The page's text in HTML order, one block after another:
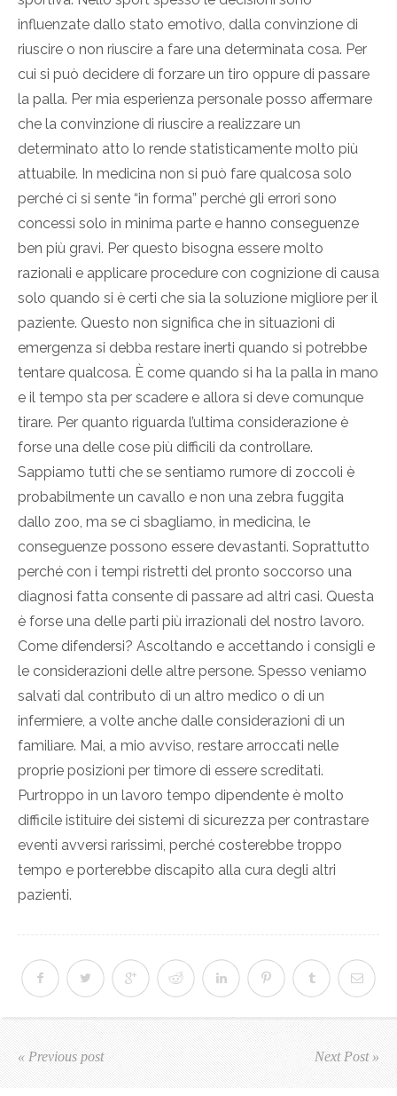
influenzate dallo stato emotivo, dalla convinzione di
riuscire o non riuscire a fare una determinata cosa. Per
cui si può decidere di forzare un tiro oppure di passare
la palla. Per mia esperienza personale posso affermare
che la convinzione di riuscire a realizzare un
determinato atto lo rende statisticamente molto più
attuabile. In medicina non si può fare qualcosa solo
perché ci si sente “in forma” perché gli errori sono
concessi solo in minima parte e hanno conseguenze
ben più gravi. Per questo bisogna essere molto
razionali e applicare procedure con cognizione di causa
solo quando si è certi che sia la soluzione migliore per il
paziente. Questo non significa che in situazioni di
emergenza si debba restare inerti quando si potrebbe
tentare qualcosa. È come quando si ha la palla in mano
e il tempo sta per scadere e allora si deve comunque
tirare. Per quanto riguarda l’ultima considerazione è
forse una delle cose più difficili da controllare.
Sappiamo tutti che se sentiamo rumore di zoccoli è
probabilmente un cavallo e non una zebra fuggita
dallo zoo, ma se ci sbagliamo, in medicina, le
conseguenze possono essere devastanti. Soprattutto
perché con i tempi ristretti del pronto soccorso una
diagnosi fatta consente di passare ad altri casi. Questa
è forse una delle parti più irrazionali del nostro lavoro.
Come difendersi? Ascoltando e accettando i consigli e
le considerazioni delle altre persone. Spesso veniamo
salvati dal contributo di un altro medico o di un
infermiere, a volte anche dalle considerazioni di un
familiare. Mai, a mio avviso, restare arroccati nelle
proprie posizioni per timore di essere screditati.
Purtroppo in un lavoro tempo dipendente è molto
difficile istituire dei sistemi di sicurezza per contrastare
eventi avversi rarissimi, perché costerebbe troppo
tempo e porterebbe discapito alla cura degli altri
pazienti.
« Previous post Next Post »